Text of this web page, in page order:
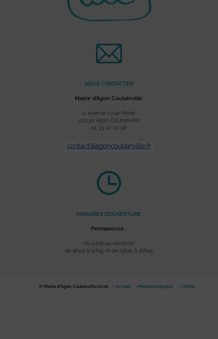
NOUS CONTACTER
Mairie d’Agon Coutainville
2, avenue Louis Périer
50230 Agon Coutainville
02 33 47 07 56
HORAIRES D’OUVERTURE
Permanence :
du lundi au vendredi
de 9h00 à 12h15 et de 13h45 à 16h45
© Mairie d'Agon-Coutainville 2026 Accueil Mentions légales Crédits